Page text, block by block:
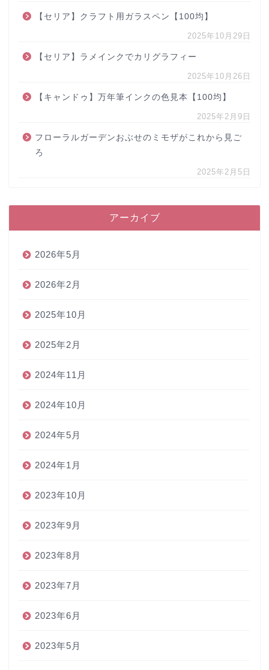
【セリア】クラフト用ガラスペン【100均】
2025年10月29日
【セリア】ラメインクでカリグラフィー
2025年10月26日
【キャンドゥ】万年筆インクの色見本【100均】
2025年2月9日
フローラルガーデンおぶせのミモザがこれから見ご
ろ
2025年2月5日
アーカイブ
2026年5月
2026年2月
2025年10月
2025年2月
2024年11月
2024年10月
2024年5月
2024年1月
2023年10月
2023年9月
2023年8月
2023年7月
2023年6月
2023年5月